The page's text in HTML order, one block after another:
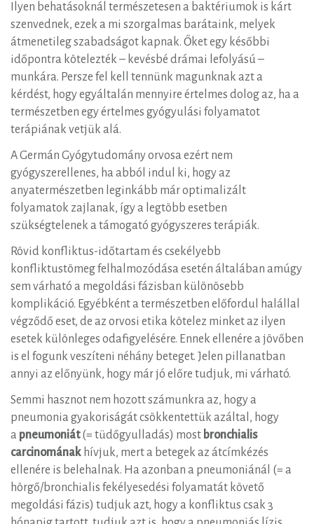
Ilyen behatásoknál természetesen a baktériumok is kárt
szenvednek, ezek a mi szorgalmas barátaink, melyek
átmenetileg szabadságot kapnak. Őket egy későbbi
időpontra kötelezték – kevésbé drámai lefolyású –
munkára. Persze fel kell tennünk magunknak azt a
kérdést, hogy egyáltalán mennyire értelmes dolog az, ha a
természetben egy értelmes gyógyulási folyamatot
terápiának vetjük alá.
A Germán Gyógytudomány orvosa ezért nem
gyógyszerellenes, ha abból indul ki, hogy az
anyatermészetben leginkább már optimalizált
folyamatok zajlanak, így a legtöbb esetben
szükségtelenek a támogató gyógyszeres terápiák.
Rövid konfliktus-időtartam és csekélyebb
konfliktustömeg felhalmozódása esetén általában amúgy
sem várható a megoldási fázisban különösebb
komplikáció. Egyébként a természetben előfordul halállal
végződő eset, de az orvosi etika kötelez minket az ilyen
esetek különleges odafigyelésére. Ennek ellenére a jövőben
is el fogunk veszíteni néhány beteget. Jelen pillanatban
annyi az előnyünk, hogy már jó előre tudjuk, mi várható.
Semmi hasznot nem hozott számunkra az, hogy a
pneumonia gyakoriságát csökkentettük azáltal, hogy
a pneumoniát(= tüdőgyulladás) most bronchialis
carcinomának hívjuk, mert a betegek az átcímkézés
ellenére is belehalnak. Ha azonban a pneumoniánál (= a
hörgő/bronchialis fekélyesedési folyamatát követő
megoldási fázis) tudjuk azt, hogy a konfliktus csak 3